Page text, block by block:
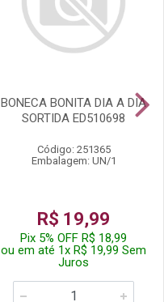
BONECA BONITA DIA A DIA
SORTIDA ED510698
Código: 251365
Embalagem: UN/1
R$ 19,99
Pix 5% OFF R$ 18,99
ou em até 1x R$ 19,99 Sem
Juros